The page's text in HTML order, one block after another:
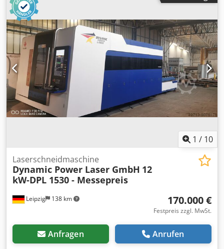
Zubehöre): 1 - Drall Winkel: 0 – 90 [°] - Fräswerkzeug maxi
Durchmesser: 50 [mm] - 11 Fräswerkzeug normaler
Geschwindigkeiten - Geschwndigkeit normale Maschine:
226-2100 [U/min] - Leistung: 1.5 [kW] - Netto Gewicht: 1035
[kg]. Csdpfx Asuhbplonterf ZUBEHÖR - Mit Stück Lader
1 / 10
Leipzig 138 km
Laserschneidmaschine
Dynamic Power Laser GmbH 12
kW-DPL 1530 - Messepreis
170.000 €
Festpreis zzgl. MwSt.
Anfragen Anrufen